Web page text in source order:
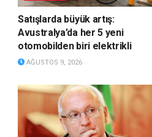
Satışlarda büyük artış:
Avustralya’da her 5 yeni
otomobilden biri elektrikli
AĞUSTOS 9, 2026